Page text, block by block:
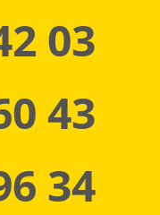
03
43
34